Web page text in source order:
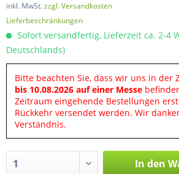
inkl. MwSt.zzgl. Versandkosten
Lieferbeschränkungen
Sofort versandfertig, Lieferzeit ca. 2-4
Deutschlands)
Bitte beachten Sie, dass wir uns in der
bis 10.08.2026 auf einer Messe
Zeitraum eingehende Bestellungen
Rückkehr versendet werden. Wir
Verständnis.
In den